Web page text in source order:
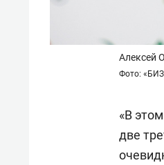
Алексей
Фото:
«В
две